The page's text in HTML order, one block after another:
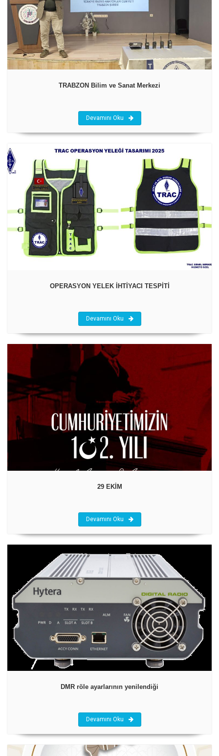
TRABZON Bilim ve Sanat Merkezi
Devamını Oku
OPERASYON YELEK İHTİYACI TESPİTİ
Devamını Oku
29 EKİM
Devamını Oku
DMR röle ayarlarının yenilendiği
Devamını Oku